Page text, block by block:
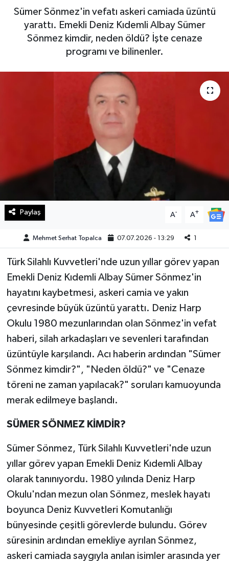
Sümer Sönmez'in vefatı askeri camiada üzüntü
yarattı. Emekli Deniz Kıdemli Albay Sümer
Sönmez kimdir, neden öldü? İşte cenaze
programı ve bilinenler.
Paylaş A- A+
Mehmet Serhat Topalca 07.07.2026 - 13:29 1
Türk Silahlı Kuvvetleri'nde uzun yıllar görev yapan
Emekli Deniz Kıdemli Albay Sümer Sönmez'in
hayatını kaybetmesi, askeri camia ve yakın
çevresinde büyük üzüntü yarattı. Deniz Harp
Okulu 1980 mezunlarından olan Sönmez'in vefat
haberi, silah arkadaşları ve sevenleri tarafından
üzüntüyle karşılandı. Acı haberin ardından "Sümer
Sönmez kimdir?", "Neden öldü?" ve "Cenaze
töreni ne zaman yapılacak?" soruları kamuoyunda
merak edilmeye başlandı.
SÜMER SÖNMEZ KİMDİR?
Sümer Sönmez, Türk Silahlı Kuvvetleri'nde uzun
yıllar görev yapan Emekli Deniz Kıdemli Albay
olarak tanınıyordu. 1980 yılında Deniz Harp
Okulu'ndan mezun olan Sönmez, meslek hayatı
boyunca Deniz Kuvvetleri Komutanlığı
bünyesinde çeşitli görevlerde bulundu. Görev
süresinin ardından emekliye ayrılan Sönmez,
askeri camiada saygıyla anılan isimler arasında yer
Kültür Sanat
Magazin
Sağlık
Spor
Yaşam
KAHRAMANMARAŞ